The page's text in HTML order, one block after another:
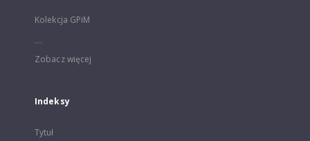
Kolekcja GPiM
...
Zobacz więcej
Indeksy
Tytuł